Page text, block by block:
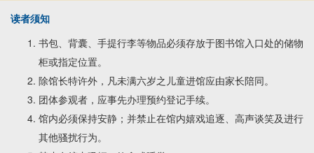
读者须知
书包、背囊、手提行李等物品必须存放于图书馆入口处的储物
柜或指定位置。
除馆长特许外，凡未满六岁之儿童进馆应由家长陪同。
团体参观者，应事先办理预约登记手续。
馆内必须保持安静；并禁止在馆内嬉戏追逐、高声谈笑及进行
其他骚扰行为。